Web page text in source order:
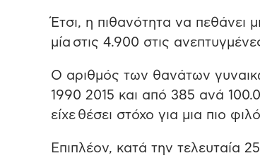
Έτσι, η πιθανότητα να πεθάνει
μία στις 4.900 στις
Ο αριθμός των θανάτων
1990 2015 και από 385 ανά
είχε θέσει στόχο για μια πιο
Επιπλέον, κατά την τελευταία